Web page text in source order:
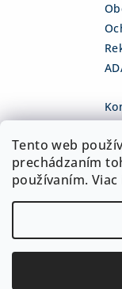
Tento web
prechádzaním
používaním.